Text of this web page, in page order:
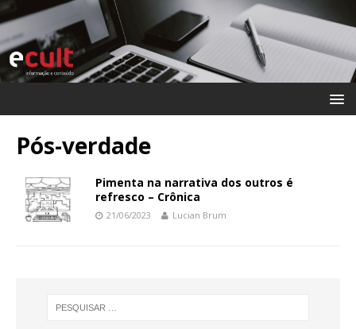
Pós-verdade
Pimenta na narrativa dos outros é
refresco – Crônica
21/06/2023 Lucian Brum